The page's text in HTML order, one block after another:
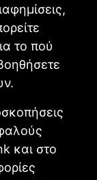
το πού
και στο